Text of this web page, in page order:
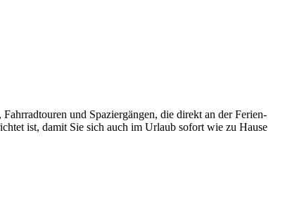
und Spazier­gängen, die direkt an der Feri­en­
ist, damit Sie sich auch im Urlaub sofort wie zu Hause